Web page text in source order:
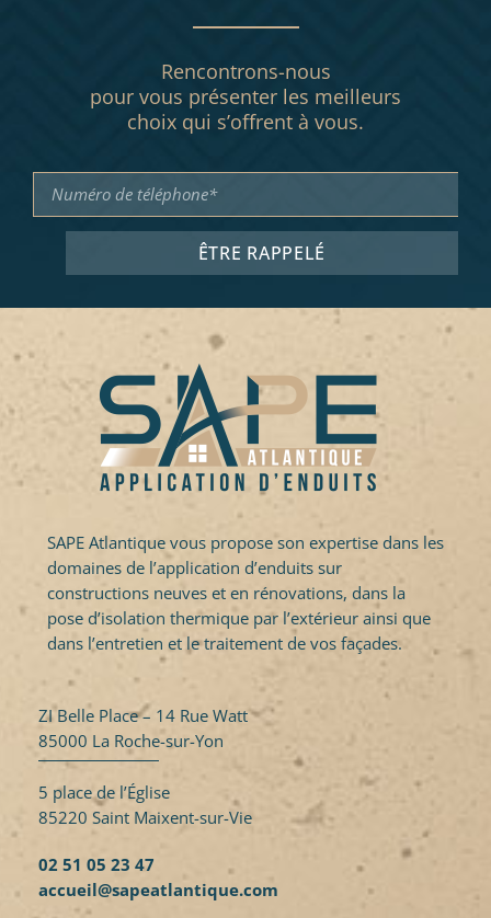
Rencontrons-nous
pour vous présenter les meilleurs
choix qui s’offrent à vous.
ÊTRE RAPPELÉ
SAPE Atlantique vous propose son expertise dans les
domaines de l’application d’enduits sur
constructions neuves et en rénovations, dans la
pose d’isolation thermique par l’extérieur ainsi que
dans l’entretien et le traitement de vos façades.
ZI Belle Place – 14 Rue Watt
85000 La Roche-sur-Yon
5 place de l’Église
85220 Saint Maixent-sur-Vie
02 51 05 23 47
accueil@sapeatlantique.com